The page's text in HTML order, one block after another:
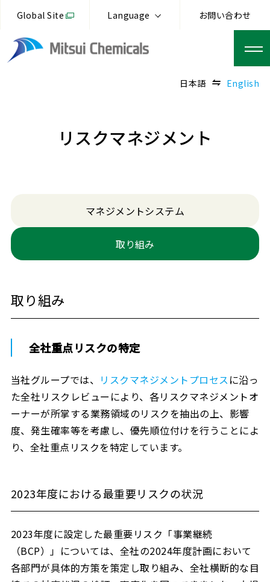
Global Site Language お問い合わせ
日本語 English
リスクマネジメント
マネジメントシステム
取り組み
取り組み
全社重点リスクの特定
当社グループでは、 リスクマネジメントプロセスに沿っ
た全社リスクレビューにより、各リスクマネジメントオ
ーナーが所掌する業務領域のリスクを抽出の上、影響
度、発生確率等を考慮し、優先順位付けを行うことによ
り、全社重点リスクを特定しています。
2023年度における最重要リスクの状況
2023年度に設定した最重要リスク「事業継続
（BCP）」については、全社の2024年度計画において
各部門が具体的方策を策定し取り組み、全社横断的な目